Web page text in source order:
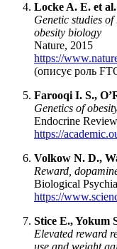
Locke A. E. et al.
Genetic studies
obesity biology
Nature, 2015
https://
(описує роль
Farooqi I. S.,
Genetics of
Endocrine
https://
Volkow N. D.,
Reward,
Biological
https://
Stice E., Yokum
Elevated reward